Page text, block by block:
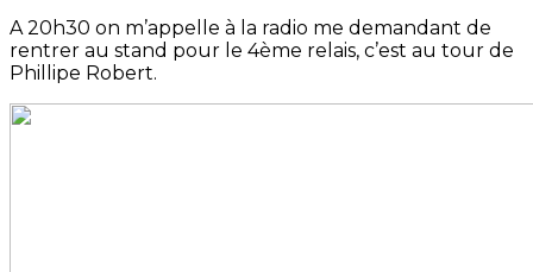
A 20h30 on m’appelle à la radio me demandant de
rentrer au stand pour le 4ème relais, c’est au tour de
Phillipe Robert.